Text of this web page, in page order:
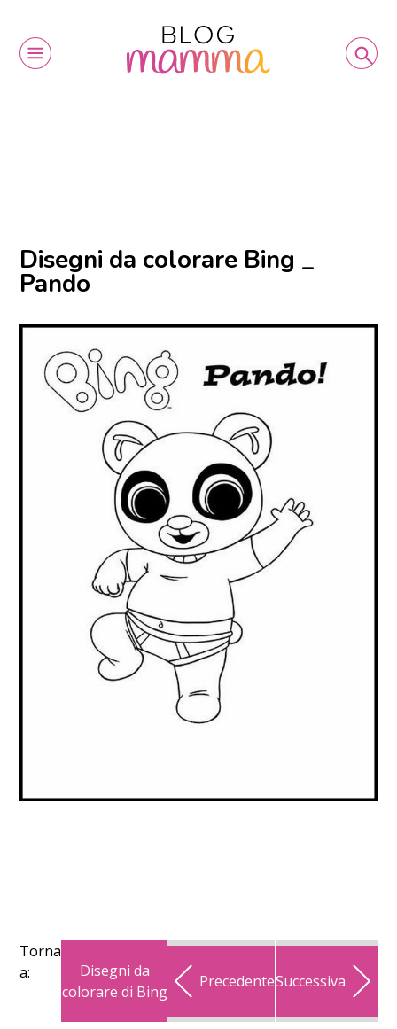
Disegni da colorare Bing _
Pando
Torna
a:
Disegni da
colorare di Bing
PrecedenteSuccessiva